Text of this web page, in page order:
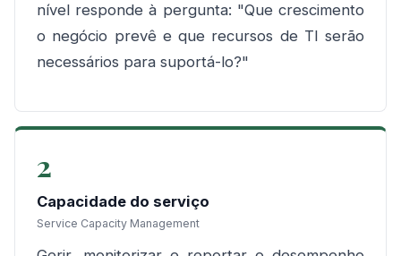
nível responde à pergunta: "Que crescimento
o negócio prevê e que recursos de TI serão
necessários para suportá-lo?"
2
Capacidade do serviço
Service Capacity Management